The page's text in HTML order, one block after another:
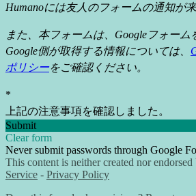
Humanoには友人のフォームの通知が来
また、本フォームは、Googleフォーム
Google側が取得する情報については、
ポリシーをご確認ください。
*
上記の注意事項を確認しました。
Submit
Clear form
Never submit passwords through Google
This content is neither created nor
Service - Privacy Policy